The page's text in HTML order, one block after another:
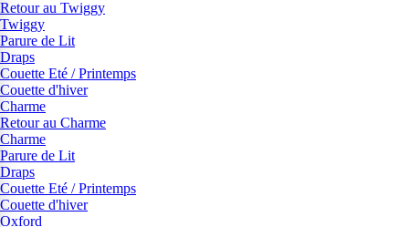
Retour au Twiggy
Twiggy
Parure de Lit
Draps
Couette Eté / Printemps
Couette d'hiver
Charme
Retour au Charme
Charme
Parure de Lit
Draps
Couette Eté / Printemps
Couette d'hiver
Oxford